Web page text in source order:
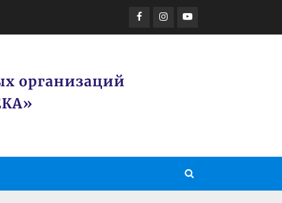
Facebook
Instagram
Youtube